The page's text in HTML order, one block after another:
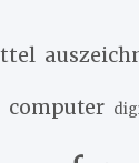
computer